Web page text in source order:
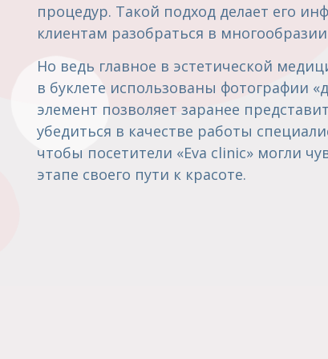
процедур. Такой подход делает его
клиентам разобраться в многообразии
Но ведь главное в эстетической
в буклете использованы фотографии
элемент позволяет заранее
убедиться в качестве работы
чтобы посетители «Eva clinic» могли
этапе своего пути к красоте.